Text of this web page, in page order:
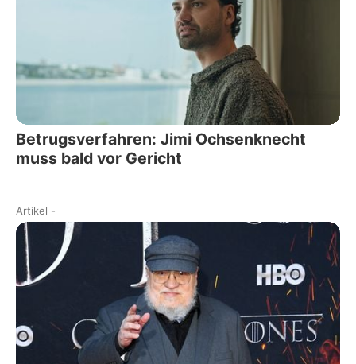
Betrugsverfahren: Jimi Ochsenknecht
muss bald vor Gericht
Artikel -